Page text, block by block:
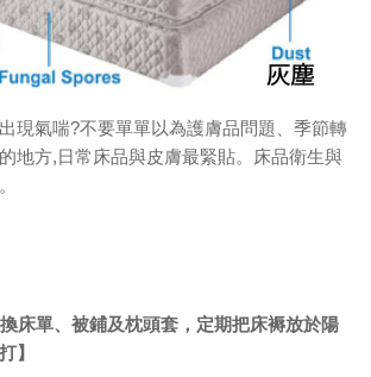
現氣喘?不要單單以為護膚品問題、季節轉
地方,日常床品與皮膚最緊貼。床品衛生與
床單、被鋪及枕頭套，定期把床褥放於陽
】